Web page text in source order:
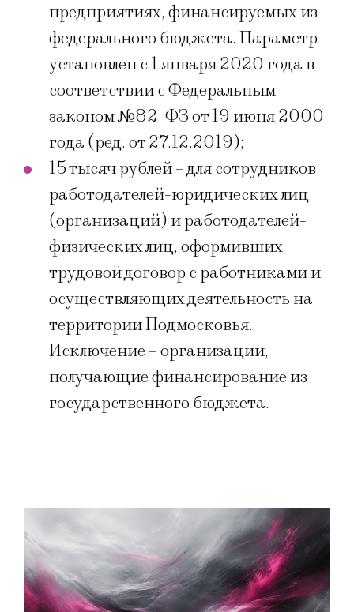
предприятиях, финансируемых из
федерального бюджета. Параметр
установлен с 1 января 2020 года в
соответствии с Федеральным
законом №82-ФЗ от 19 июня 2000
года (ред. от 27.12.2019);
15 тысяч рублей – для сотрудников
работодателей-юридических лиц
(организаций) и работодателей-
физических лиц, оформивших
трудовой договор с работниками и
осуществляющих деятельность на
территории Подмосковья.
Исключение – организации,
получающие финансирование из
государственного бюджета.